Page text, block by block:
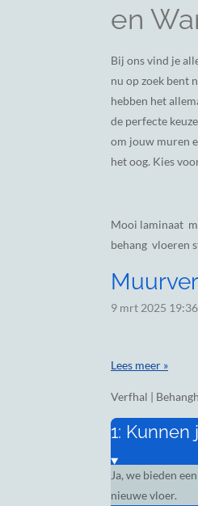
en
Bij ons vind je
nu op zoek bent
hebben het
de perfecte
om jouw muren
het oog. Kies
Mooi laminaat
behang vloeren
9 mrt 2025 19:36
Lees meer »
Verfhal |
1:
Ja, we bieden
nieuwe vloer.